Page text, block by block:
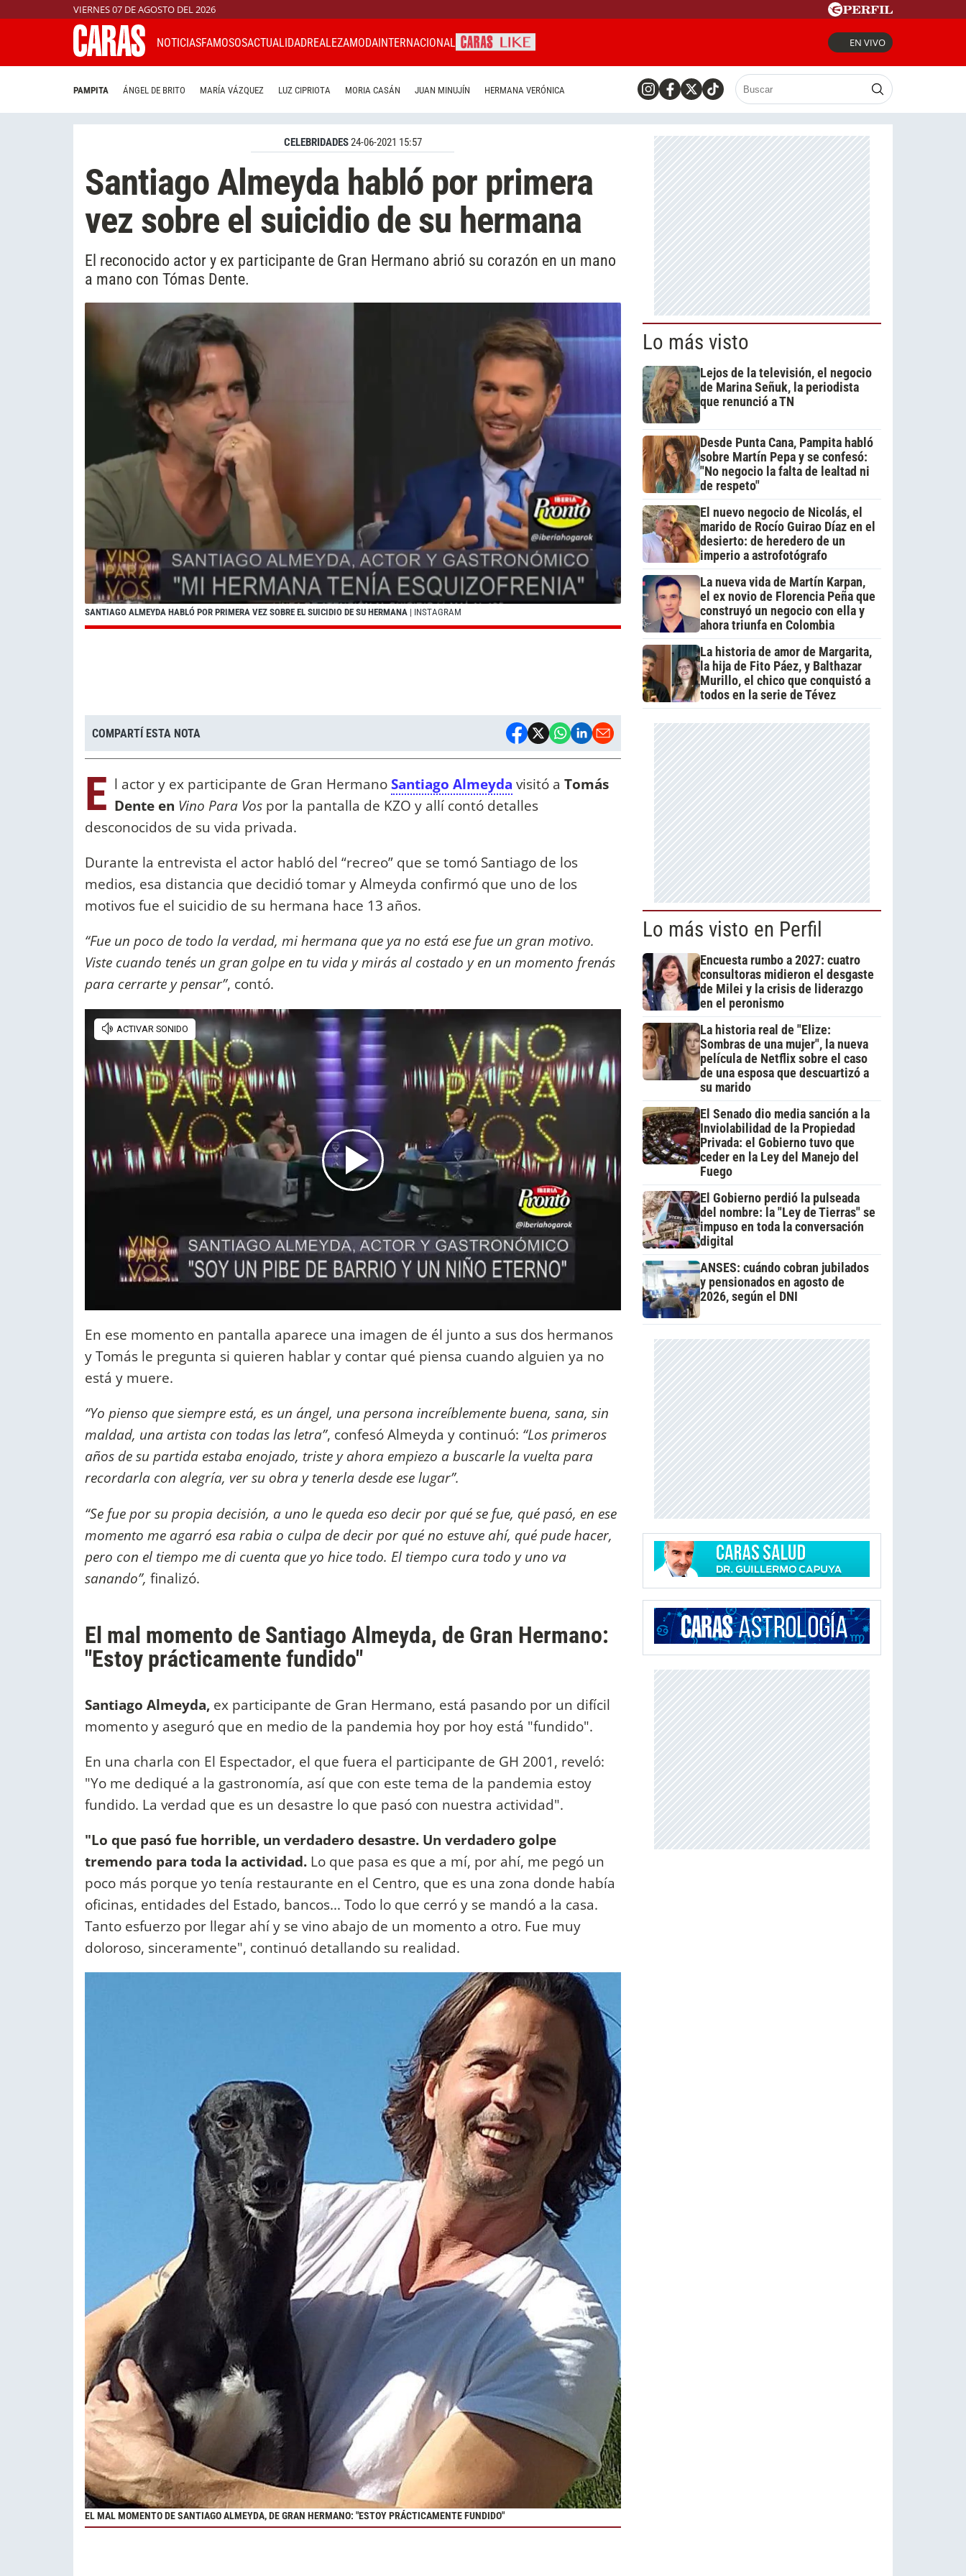
VIERNES 07 DE AGOSTO DEL 2026
NOTICIASFAMOSOSACTUALIDADREALEZAMODAINTERNACIONAL EN VIVO
PAMPITA ÁNGEL DE BRITO MARÍA VÁZQUEZ LUZ CIPRIOTA MORIA CASÁN JUAN MINUJÍN HERMANA VERÓNICA
CELEBRIDADES24-06-2021 15:57
Santiago Almeyda habló por primera
vez sobre el suicidio de su hermana
El reconocido actor y ex participante de Gran Hermano abrió su corazón en un mano
a mano con Tómas Dente.
SANTIAGO ALMEYDA HABLÓ POR PRIMERA VEZ SOBRE EL SUICIDIO DE SU HERMANA | INSTAGRAM
COMPARTÍ ESTA NOTA
E l actor y ex participante de Gran HermanoSantiago Almeyda visitó a Tomás
Dente en Vino Para Vos por la pantalla de KZO y allí contó detalles
desconocidos de su vida privada.
Durante la entrevista el actor habló del “recreo” que se tomó Santiago de los
medios, esa distancia que decidió tomar y Almeyda confirmó que uno de los
motivos fue el suicidio de su hermana hace 13 años.
“Fue un poco de todo la verdad, mi hermana que ya no está ese fue un gran motivo.
Viste cuando tenés un gran golpe en tu vida y mirás al costado y en un momento frenás
para cerrarte y pensar”, contó.
En ese momento en pantalla aparece una imagen de él junto a sus dos hermanos
y Tomás le pregunta si quieren hablar y contar qué piensa cuando alguien ya no
está y muere.
“Yo pienso que siempre está, es un ángel, una persona increíblemente buena, sana, sin
maldad, una artista con todas las letra”, confesó Almeyda y continuó: “Los primeros
años de su partida estaba enojado, triste y ahora empiezo a buscarle la vuelta para
recordarla con alegría, ver su obra y tenerla desde ese lugar”.
“Se fue por su propia decisión, a uno le queda eso decir por qué se fue, qué pasó, en ese
momento me agarró esa rabia o culpa de decir por qué no estuve ahí, qué pude hacer,
pero con el tiempo me di cuenta que yo hice todo. El tiempo cura todo y uno va
sanando”, finalizó.
El mal momento de Santiago Almeyda, de Gran Hermano:
"Estoy prácticamente fundido"
Santiago Almeyda, ex participante de Gran Hermano, está pasando por un difícil
momento y aseguró que en medio de la pandemia hoy por hoy está "fundido".
En una charla con El Espectador, el que fuera el participante de GH 2001, reveló:
"Yo me dediqué a la gastronomía, así que con este tema de la pandemia estoy
fundido. La verdad que es un desastre lo que pasó con nuestra actividad".
"Lo que pasó fue horrible, un verdadero desastre. Un verdadero golpe
tremendo para toda la actividad. Lo que pasa es que a mí, por ahí, me pegó un
poco más porque yo tenía restaurante en el Centro, que es una zona donde había
oficinas, entidades del Estado, bancos... Todo lo que cerró y se mandó a la casa.
Tanto esfuerzo por llegar ahí y se vino abajo de un momento a otro. Fue muy
doloroso, sinceramente", continuó detallando su realidad.
EL MAL MOMENTO DE SANTIAGO ALMEYDA, DE GRAN HERMANO: "ESTOY PRÁCTICAMENTE FUNDIDO"
Lo más visto
Lejos de la televisión, el negocio
de Marina Señuk, la periodista
que renunció a TN
Desde Punta Cana, Pampita habló
sobre Martín Pepa y se confesó:
"No negocio la falta de lealtad ni
de respeto"
El nuevo negocio de Nicolás, el
marido de Rocío Guirao Díaz en el
desierto: de heredero de un
imperio a astrofotógrafo
La nueva vida de Martín Karpan,
el ex novio de Florencia Peña que
construyó un negocio con ella y
ahora triunfa en Colombia
La historia de amor de Margarita,
la hija de Fito Páez, y Balthazar
Murillo, el chico que conquistó a
todos en la serie de Tévez
Lo más visto en Perfil
Encuesta rumbo a 2027: cuatro
consultoras midieron el desgaste
de Milei y la crisis de liderazgo
en el peronismo
La historia real de "Elize:
Sombras de una mujer", la nueva
película de Netflix sobre el caso
de una esposa que descuartizó a
su marido
El Senado dio media sanción a la
Inviolabilidad de la Propiedad
Privada: el Gobierno tuvo que
ceder en la Ley del Manejo del
Fuego
El Gobierno perdió la pulseada
del nombre: la "Ley de Tierras" se
impuso en toda la conversación
digital
ANSES: cuándo cobran jubilados
y pensionados en agosto de
2026, según el DNI